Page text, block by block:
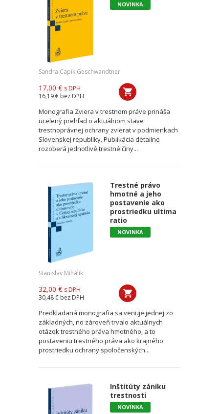
NOVINKA
Sandra Capik Geschwandtner
17,00 € s DPH
16,19 € bez DPH
Monografia Zviera v trestnom práve prináša
ucelený prehľad o aktuálnom stave
trestnoprávnej ochrany zvierat v podmienkach
Slovenskej republiky. Publikácia detailne
rozoberá jednotlivé trestné činy...
Trestné právo
hmotné a jeho
postavenie ako
prostriedku ultima
ratio
NOVINKA
Stanislav Mihálik
32,00 € s DPH
30,48 € bez DPH
Predkladaná monografia sa venuje jednej zo
základných, no zároveň trvalo aktuálnych
otázok trestného práva hmotného, a to
postaveniu trestného práva ako krajného
prostriedku ochrany spoločenských...
Inštitúty zániku
trestnosti
NOVINKA